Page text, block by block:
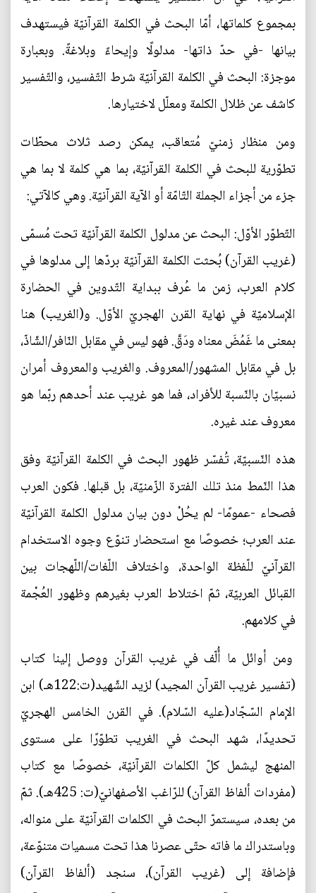
بمجموع كلماتها، أمّا البحث في الكلمة القرآنيّة فيستهدف
بيانها -في حدّ ذاتها- مدلولًا وإيحاءً وبلاغةً. وبعبارة
موجزة: البحث في الكلمة القرآنيّة شرط التّفسير، والتّفسير
كاشف عن ظلال الكلمة ومعلّل لاختيارها.
ومن منظار زمنيّ مُتعاقب، يمكن رصد ثلاث محطّات
تطوّرية للبحث في الكلمة القرآنيّة، بما هي كلمة لا بما هي
جزء من أجزاء الجملة التّامّة أو الآية القرآنيّة. وهي كالآتي:
التّطوّر الأوّل: البحث عن مدلول الكلمة القرآنيّة تحت مُسمّى
(غريب القرآن) بُحثت الكلمة القرآنيّة بردّها إلى مدلوها في
كلام العرب، زمن ما عُرف ببداية التّدوين في الحضارة
الإسلاميّة في نهاية القرن الهجريّ الأوّل. و(الغريب) هنا
بمعنى ما غَمُضَ معناه ودَقَّ. فهو ليس في مقابل النّافر/الشّاذّ،
بل في مقابل المشهور/المعروف. والغريب والمعروف أمران
نسبيّان بالنّسبة للأفراد، فما هو غريب عند أحدهم ربّما هو
معروف عند غيره.
هذه النّسبيّة، تُفسّر ظهور البحث في الكلمة القرآنيّة وفق
هذا النّمط منذ تلك الفترة الزّمنيّة، بل قبلها. فكون العرب
فصحاء -عمومًا- لم يحُلْ دون بيان مدلول الكلمة القرآنيّة
عند العرب؛ خصوصًا مع استحضار تنوّع وجوه الاستخدام
القرآنيّ للّفظة الواحدة، واختلاف اللّغات/اللّهجات بين
القبائل العربيّة، ثمّ اختلاط العرب بغيرهم وظهور العُجْمة
في كلامهم.
ومن أوائل ما أُلّف في غريب القرآن ووصل إلينا كتاب
(تفسير غريب القرآن المجيد) لزيد الشّهيد(ت:122هـ) ابن
الإمام السّجّاد(عليه السّلام). في القرن الخامس الهجريّ
تحديدًا، شهد البحث في الغريب تطوّرًا على مستوى
المنهج ليشمل كلّ الكلمات القرآنيّة، خصوصًا مع كتاب
(مفردات ألفاظ القرآن) للرّاغب الأصفهانيّ(ت: 425هـ). ثمّ
من بعده، سيستمرّ البحث في الكلمات القرآنيّة على منواله،
وباستدراك ما فاته حتّى عصرنا هذا تحت مسميات متنوّعة،
فإضافة إلى (غريب القرآن)، سنجد (ألفاظ القرآن)